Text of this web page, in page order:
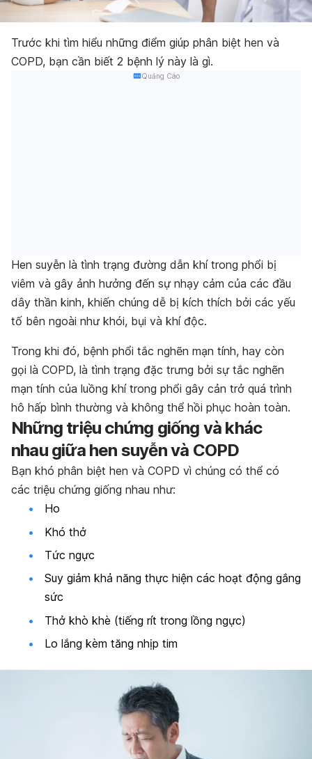
Trước khi tìm hiểu những điểm giúp phân biệt hen và
COPD, bạn cần biết 2 bệnh lý này là gì.
Quảng Cáo
Hen suyễn là tình trạng đường dẫn khí trong phổi bị
viêm và gây ảnh hưởng đến sự nhạy cảm của các đầu
dây thần kinh, khiến chúng dễ bị kích thích bởi các yếu
tố bên ngoài như khói, bụi và khí độc.
Trong khi đó, bệnh phổi tắc nghẽn mạn tính, hay còn
gọi là COPD, là tình trạng đặc trưng bởi sự tắc nghẽn
mạn tính của luồng khí trong phổi gây cản trở quá trình
hô hấp bình thường và không thể hồi phục hoàn toàn.
Những triệu chứng giống và khác
nhau giữa hen suyễn và COPD
Bạn khó phân biệt hen và COPD vì chúng có thể có
các triệu chứng giống nhau như:
Ho
Khó thở
Tức ngực
Suy giảm khả năng thực hiện các hoạt động gắng
sức
Thở khò khè (tiếng rít trong lồng ngực)
Lo lắng kèm tăng nhịp tim